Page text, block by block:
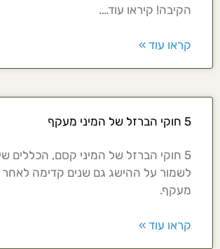
הקיבה! קיראו עוד….
קראו עוד »
5 חוקי הברזל של המיני מעקף
5 חוקי הברזל של המיני קסם, הכללים
לשמור על ההישג גם שנים קדימה לאחר
מעקף.
קראו עוד »